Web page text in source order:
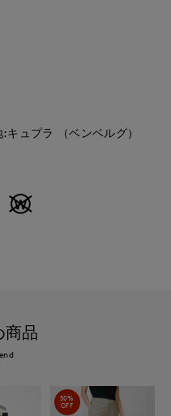
ュプラ （ベンベルグ）
商品
50%
OFF